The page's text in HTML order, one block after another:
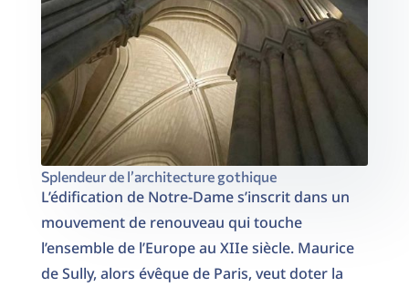
Splendeur de l’architecture gothique
L’édification de Notre-Dame s’inscrit dans un
mouvement de renouveau qui touche
l’ensemble de l’Europe au XIIe siècle. Maurice
de Sully, alors évêque de Paris, veut doter la